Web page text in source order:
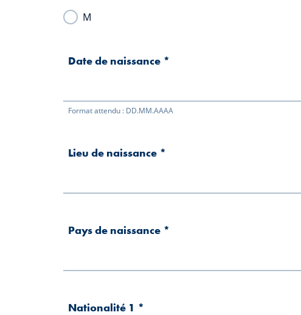
M
Date de naissance *
Format attendu : DD.MM.AAAA
Lieu de naissance *
Pays de naissance *
Nationalité 1 *